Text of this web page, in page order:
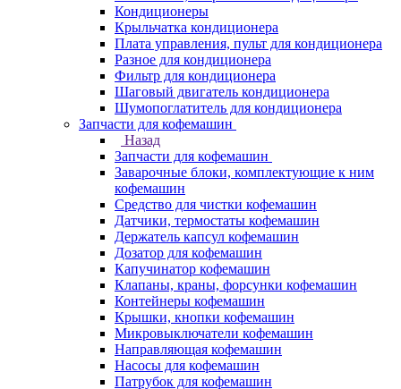
Кондиционеры
Крыльчатка кондиционера
Плата управления, пульт для кондиционера
Разное для кондиционера
Фильтр для кондиционера
Шаговый двигатель кондиционера
Шумопоглатитель для кондиционера
Запчасти для кофемашин
Назад
Запчасти для кофемашин
Заварочные блоки, комплектующие к ним
кофемашин
Средство для чистки кофемашин
Датчики, термостаты кофемашин
Держатель капсул кофемашин
Дозатор для кофемашин
Капучинатор кофемашин
Клапаны, краны, форсунки кофемашин
Контейнеры кофемашин
Крышки, кнопки кофемашин
Микровыключатели кофемашин
Направляющая кофемашин
Насосы для кофемашин
Патрубок для кофемашин